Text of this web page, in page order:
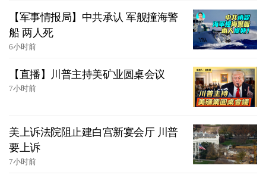
【军事情报局】中共承认 军舰撞海警
船 两人死
6小时前
【直播】川普主持美矿业圆桌会议
7小时前
美上诉法院阻止建白宫新宴会厅 川普
要上诉
7小时前